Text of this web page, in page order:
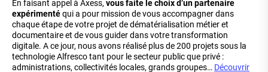
En faisant appel à Axess, vous faite le choix d’un partenaire
expérimentéqui a pour mission de vous accompagner dans
chaque étape de votre projet de dématérialisation métier et
documentaire et de vous guider dans votre transformation
digitale. A ce jour, nous avons réalisé plus de 200 projets sous la
technologie Alfresco tant pour le secteur public que privé :
administrations, collectivités locales, grands groupes… Découvrir